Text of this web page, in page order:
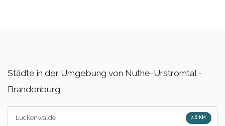
Städte in der Umgebung von Nuthe-Urstromtal -
Brandenburg
Luckenwalde 7.6 KM